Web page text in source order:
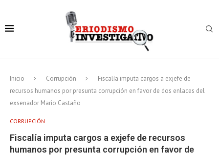
Inicio Corrupción
Fiscalía imputa cargos a exjefe de
recursos humanos por presunta corrupción en favor de dos enlaces del
exsenador Mario Castaño
CORRUPCIÓN
Fiscalía imputa cargos a exjefe de recursos
humanos por presunta corrupción en favor de